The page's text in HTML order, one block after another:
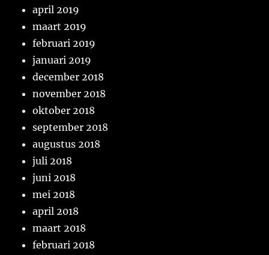
april 2019
maart 2019
februari 2019
januari 2019
december 2018
november 2018
oktober 2018
september 2018
augustus 2018
juli 2018
juni 2018
mei 2018
april 2018
maart 2018
februari 2018